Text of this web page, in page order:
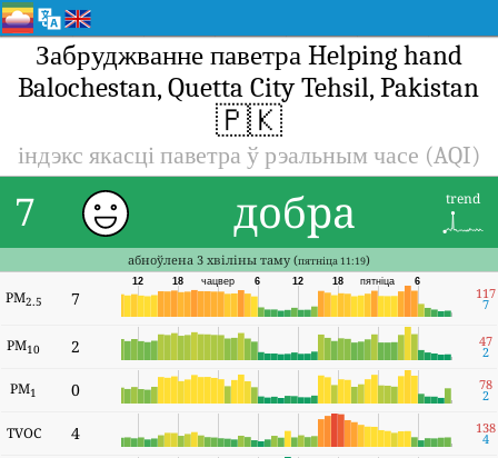
Забруджванне паветра Helping hand
Balochestan, Quetta City Tehsil, Pakistan
🇵🇰
індэкс якасці паветра ў рэальным часе (AQI)
7 добра trend
абноўлена 3 хвіліны таму (пятніца 11:19)
PM2.5 7
6
пятніца
18
12
6
чацвер
18
12
117
7
PM10 2 47
2
PM1 0 78
2
TVOC 4 138
4